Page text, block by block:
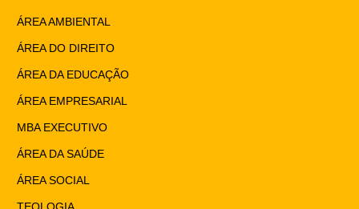
ÁREA AMBIENTAL
ÁREA DO DIREITO
ÁREA DA EDUCAÇÃO
ÁREA EMPRESARIAL
MBA EXECUTIVO
ÁREA DA SAÚDE
ÁREA SOCIAL